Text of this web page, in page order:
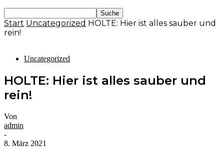
Start Uncategorized HOLTE: Hier ist alles sauber und
rein!
Uncategorized
HOLTE: Hier ist alles sauber und
rein!
Von
admin
-
8. März 2021